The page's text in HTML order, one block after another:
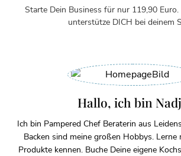
Starte Dein Business für nur 119,90 Euro.
unterstütze DICH bei deinem
Hallo, ich bin
Ich bin Pampered Chef Beraterin aus
Backen sind meine großen Hobbys.
Produkte kennen. Buche Deine eigene